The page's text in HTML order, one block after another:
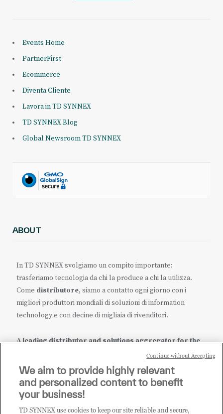
Events Home
PartnerFirst
Ecommerce
Diventa Cliente
Lavora in TD SYNNEX
TD SYNNEX Blog
Global Newsroom TD SYNNEX
ABOUT
In TD SYNNEX svolgiamo un compito importante:
trasferiamo tecnologia da chi la produce a chi la utilizza.
Come distributore, siamo a contatto ogni giorno con i
migliori produttori mondiali di soluzioni di information
technology e con decine di migliaia di rivenditori.
A leading distributor and solutions aggregator for the
it.tdsynnex.com eu.tdsynnex.com| tdsynnex.com
We aim to provide highly relevant
and personalized content to benefit
your business!
TD SYNNEX use cookies to keep our site reliable and secure,
Continue without Accepting